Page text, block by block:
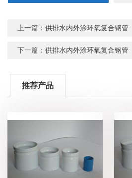
上一篇：供排水内外涂环氧复合钢管
下一篇：供排水内外涂环氧复合钢管
推荐产品